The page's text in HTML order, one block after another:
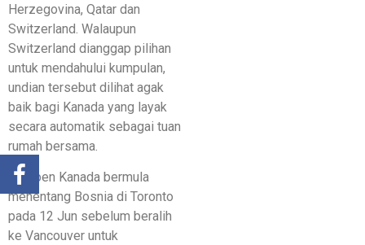
Herzegovina, Qatar dan
Switzerland. Walaupun
Switzerland dianggap pilihan
untuk mendahului kumpulan,
undian tersebut dilihat agak
baik bagi Kanada yang layak
secara automatik sebagai tuan
rumah bersama.
Kempen Kanada bermula
menentang Bosnia di Toronto
pada 12 Jun sebelum beralih
ke Vancouver untuk